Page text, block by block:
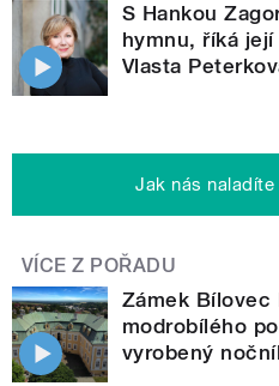
S Hankou
hymnu, říká
Vlasta
Jak nás naladíte
VÍCE Z POŘADU
Zámek Bílovec
modrobílého
vyrobený